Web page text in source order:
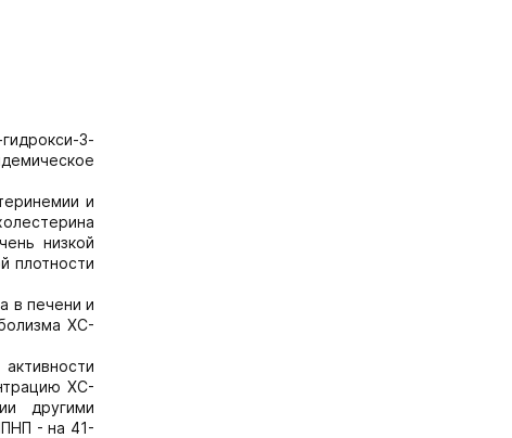
3-
и
низкой
плотности
в печени и
ХС-
ХС-
другими
- на 41-